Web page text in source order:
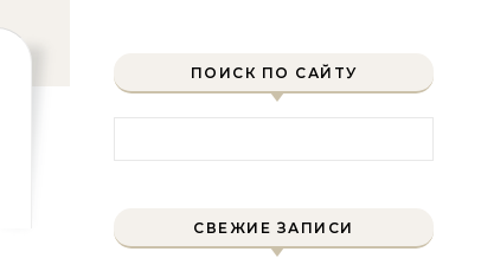
ПОИСК ПО САЙТУ
СВЕЖИЕ ЗАПИСИ